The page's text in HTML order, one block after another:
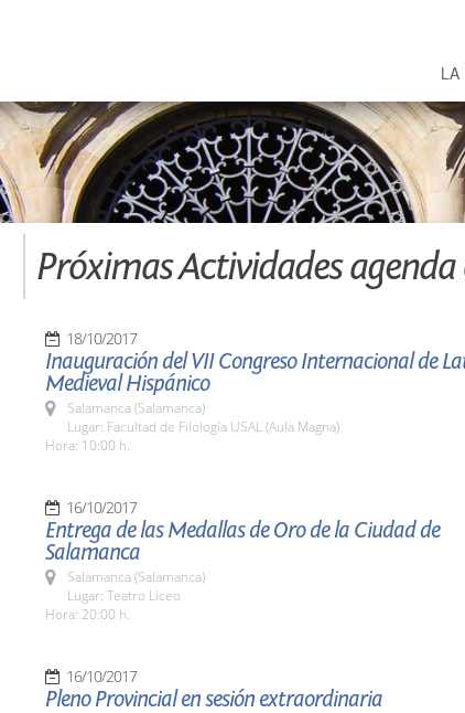
LA
Próximas Actividades
18/10/2017
Inauguración del VII Congreso Internacional de
Medieval Hispánico
Salamanca (Salamanca)
Lugar: Facultad de Filología USAL (Aula Magna)
Hora: 10:00 h.
16/10/2017
Entrega de las Medallas de Oro de la Ciudad de
Salamanca
Salamanca (Salamanca)
Lugar: Teatro Liceo
Hora: 20:00 h.
16/10/2017
Pleno Provincial en sesión extraordinaria